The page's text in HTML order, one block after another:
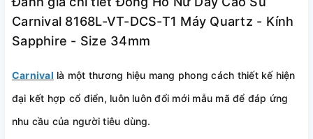
Carnival 8168L-VT-DCS-T1 Máy Quartz - Kính
Sapphire - Size 34mm
Carnival là một thương hiệu mang phong cách thiết kế hiện
đại kết hợp cổ điển, luôn luôn đổi mới mẫu mã để đáp ứng
nhu cầu của người tiêu dùng.